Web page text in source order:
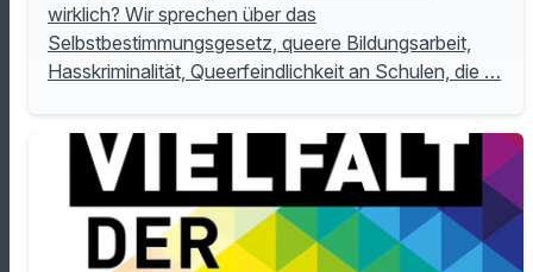
wirklich? Wir sprechen über das
Selbstbestimmungsgesetz, queere Bildungsarbeit,
Hasskriminalität, Queerfeindlichkeit an Schulen, die …